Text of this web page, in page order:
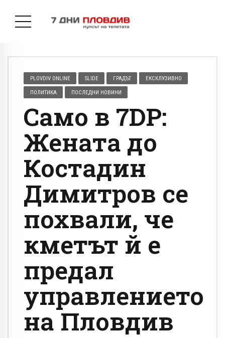
PLOVDIV ONLINE SLIDE ГРАДЪТ ЕКСКЛУЗИВНО
ПОЛИТИКА ПОСЛЕДНИ НОВИНИ
Само в 7DP:
Жената до
Костадин
Димитров се
похвали, че
кметът й е
предал
управлението
на Пловдив